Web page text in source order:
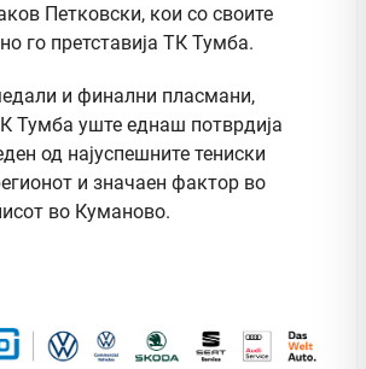
Петковски, кои со своите
го претставија ТК Тумба.
и финални пласмани,
Тумба уште еднаш потврдија
од најуспешните тениски
и значаен фактор во
во Куманово.